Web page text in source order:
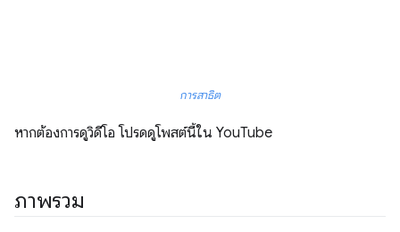
การสาธิต
หากต้องการดูวิดีโอ โปรดดูโพสต์นี้ใน YouTube
ภาพรวม